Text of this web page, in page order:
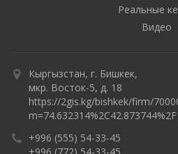
Реальные
Видео
Кыргызстан, г. Бишкек,
мкр. Восток-5, д. 18
https://2gis.kg/bishkek/firm/
+996 (555) 54-33-45